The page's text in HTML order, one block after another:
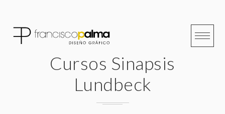
content
Cursos Sinapsis
Lundbeck